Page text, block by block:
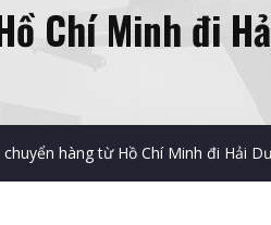
Chí Minh đi
chuyển hàng từ Hồ Chí Minh đi Hải